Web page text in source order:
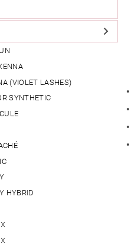
(VIOLET LASHES)
SYNTHETIC
HYBRID